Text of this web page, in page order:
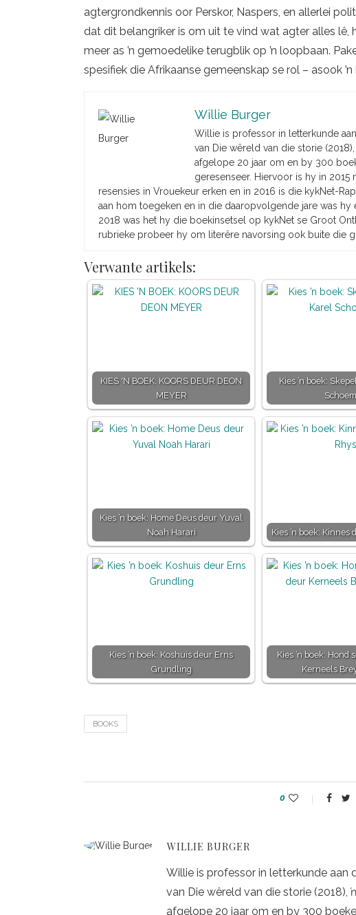
agtergrondkennis oor Perskor, Naspers, en allerlei
dat dit belangriker is om uit te vind wat agter alles lê,
meer as ’n gemoedelike terugblik op ’n loopbaan.
spesifiek die Afrikaanse gemeenskap se rol – asook
Willie Burger
Willie is professor in letterkunde
van Die wêreld van die storie
afgelope 20 jaar om en by 300
geresenseer. Hiervoor is hy in
resensies in Vrouekeur erken en in 2016 is die kykNet-
aan hom toegeken en in die daaropvolgende jare was
2018 was het hy die boekinsetsel op kykNet se Groot
rubrieke probeer hy om literêre navorsing ook buite die
Verwante artikels:
KIES 'N BOEK: KOORS DEUR DEON
MEYER
Kies ’n boek:
Kies ’n boek: Home Deus deur Yuval
Noah Harari
Kies ’n boek: Kinnes
Kies ’n boek: Koshuis deur Erns
Grundling
Kies ’n boek: Hond
Kerneels
BOOKS
0
WILLIE BURGER
Willie is professor in letterkunde aan
van Die wêreld van die storie
afgelope 20 jaar om en by 300